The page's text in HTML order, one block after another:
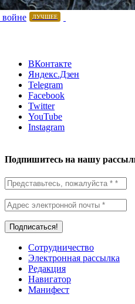
ЛУЧШЕЕ
ВКонтакте
Яндекс.Дзен
Telegram
Facebook
Twitter
YouTube
Instagram
Подпишитесь на нашу
Сотрудничество
Электронная рассылка
Редакция
Навигатор
Манифест